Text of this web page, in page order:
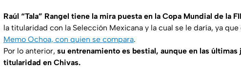
Raúl “Tala” Rangel tiene la mira puesta en la Copa Mundial de la
la titularidad con la Selección Mexicana y la cual se le daría, ya
Memo Ochoa, con quien se compara.
Por lo anterior, su entrenamiento es bestial, aunque en las
titularidad en Chivas.